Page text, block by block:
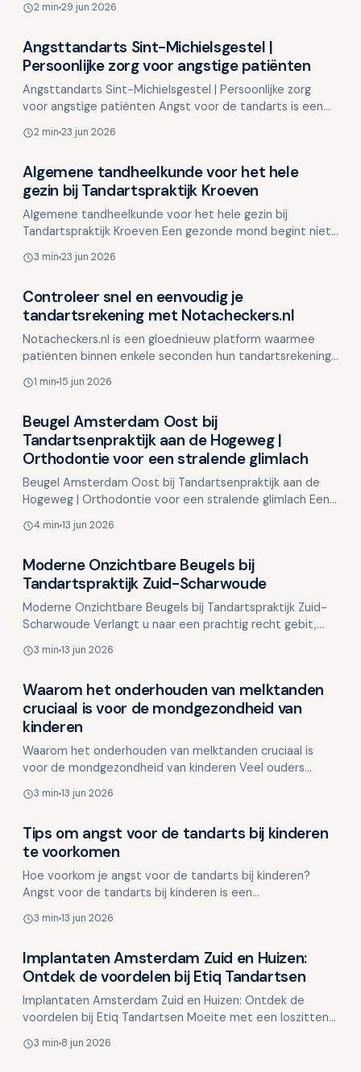
2 min 29 jun 2026
Overig nieuws
Angsttandarts Sint-Michielsgestel |
Persoonlijke zorg voor angstige patiënten
Angsttandarts Sint-Michielsgestel | Persoonlijke zorg
voor angstige patiënten Angst voor de tandarts is een
weerh…
2 min 23 jun 2026
Overig nieuws
Algemene tandheelkunde voor het hele
gezin bij Tandartspraktijk Kroeven
Algemene tandheelkunde voor het hele gezin bij
Tandartspraktijk Kroeven Een gezonde mond begint niet
preventiev…
3 min 23 jun 2026
Overig nieuws
Controleer snel en eenvoudig je
tandartsrekening met Notacheckers.nl
Notacheckers.nl is een gloednieuw platform waarmee
patiënten binnen enkele seconden hun tandartsrekening
van…
1 min 15 jun 2026
Overig nieuws
Beugel Amsterdam Oost bij
Tandartsenpraktijk aan de Hogeweg |
Orthodontie voor een stralende glimlach
Beugel Amsterdam Oost bij Tandartsenpraktijk aan de
Hogeweg | Orthodontie voor een stralende glimlach Een
4 min 13 jun 2026
Overig nieuws
Moderne Onzichtbare Beugels bij
Tandartspraktijk Zuid-Scharwoude
Moderne Onzichtbare Beugels bij Tandartspraktijk Zuid-
Scharwoude Verlangt u naar een prachtig recht gebit,
3 min 13 jun 2026
Overig nieuws
Waarom het onderhouden van melktanden
cruciaal is voor de mondgezondheid van
kinderen
Waarom het onderhouden van melktanden cruciaal is
voor de mondgezondheid van kinderen Veel ouders
uiteindelijk…
3 min 13 jun 2026
Overig nieuws
Tips om angst voor de tandarts bij kinderen
te voorkomen
Hoe voorkom je angst voor de tandarts bij kinderen?
Angst voor de tandarts bij kinderen is een
ervaringen, m…
3 min 13 jun 2026
Overig nieuws
Implantaten Amsterdam Zuid en Huizen:
Ontdek de voordelen bij Etiq Tandartsen
Implantaten Amsterdam Zuid en Huizen: Ontdek de
voordelen bij Etiq Tandartsen Moeite met een loszittend
he…
3 min 8 jun 2026